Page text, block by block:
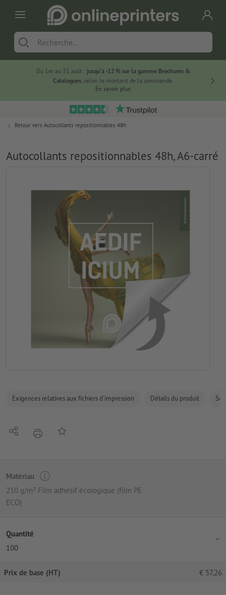
Du 1er au 31 août : jusqu’à -12 % sur la gamme Brochures &
Catalogues, selon le montant de la commande.
En savoir plus
Retour vers Autocollants repositionnables 48h
Autocollants repositionnables 48h, A6-carré
Exigences relatives aux fichiers d'impression Détails du produit
PartagerimprimerAjouter à liste d'article
Matériau
210 g/m² Film adhésif écologique (film PE
ECO)
Quantité
100
Prix de base (HT) € 57,26